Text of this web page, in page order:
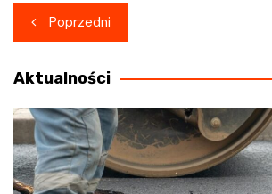
Nawigacja
wpisu
Poprzedni
Aktualności